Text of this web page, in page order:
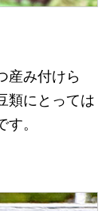
産み付けら
類にとっては
。